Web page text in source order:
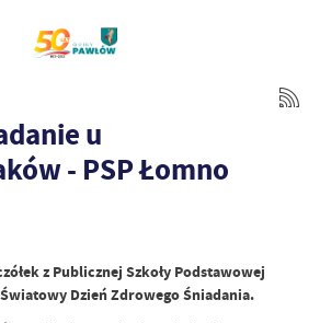
u
- PSP Łomno
z Publicznej Szkoły Podstawowej
Dzień Zdrowego Śniadania.